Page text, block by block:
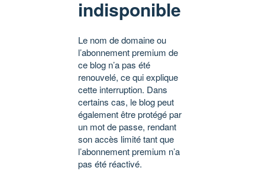
indisponible
Le nom de domaine ou
l’abonnement premium de
ce blog n’a pas été
renouvelé, ce qui explique
cette interruption. Dans
certains cas, le blog peut
également être protégé par
un mot de passe, rendant
son accès limité tant que
l’abonnement premium n’a
pas été réactivé.